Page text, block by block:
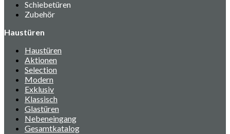
Schiebetüren
Zubehör
Haustüren
Haustüren
Aktionen
Selection
Modern
Exklusiv
Klassisch
Glastüren
Nebeneingang
Gesamtkatalog